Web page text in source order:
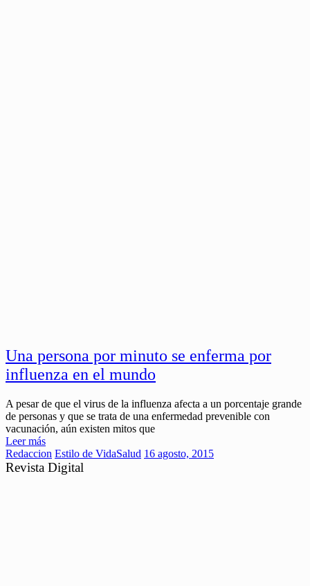
Una persona por minuto se enferma por
influenza en el mundo
A pesar de que el virus de la influenza afecta a un porcentaje grande
de personas y que se trata de una enfermedad prevenible con
vacunación, aún existen mitos que
Leer más
Redaccion Estilo de VidaSalud 16 agosto, 2015
Revista Digital